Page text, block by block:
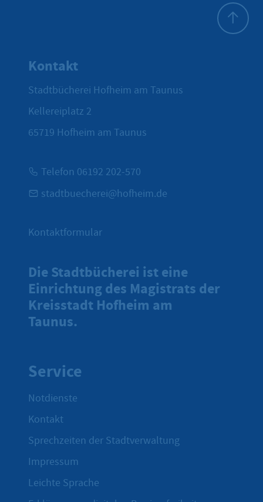
Kontakt
Stadtbücherei Hofheim am Taunus
Kellereiplatz 2
65719 Hofheim am Taunus
Telefon 06192 202-570
stadtbuecherei@hofheim.de
Kontaktformular
Die Stadtbücherei ist eine
Einrichtung des Magistrats der
Kreisstadt Hofheim am
Taunus.
Service
Notdienste
Kontakt
Sprechzeiten der Stadtverwaltung
Impressum
Leichte Sprache